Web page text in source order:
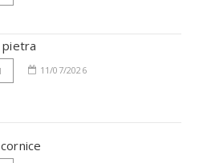
pietra
11/07/2026